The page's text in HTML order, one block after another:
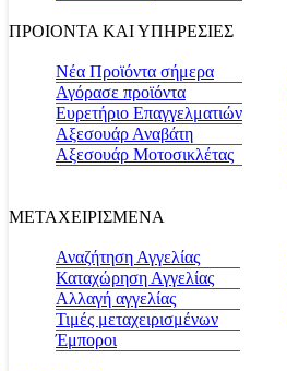
ΠΡΟΙΟΝΤΑ ΚΑΙ ΥΠΗΡΕΣΙΕΣ
Νέα Προϊόντα σήμερα
Αγόρασε προϊόντα
Ευρετήριο Επαγγελματιών
Αξεσουάρ Αναβάτη
Αξεσουάρ Μοτοσικλέτας
ΜΕΤΑΧΕΙΡΙΣΜΕΝΑ
Αναζήτηση Αγγελίας
Καταχώρηση Αγγελίας
Αλλαγή αγγελίας
Τιμές μεταχειρισμένων
Έμποροι